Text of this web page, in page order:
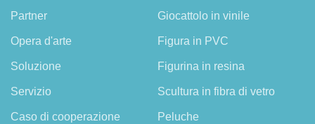
Partner
Opera d'arte
Soluzione
Servizio
Caso di cooperazione
Giocattolo in vinile
Figura in PVC
Figurina in resina
Scultura in fibra di vetro
Peluche